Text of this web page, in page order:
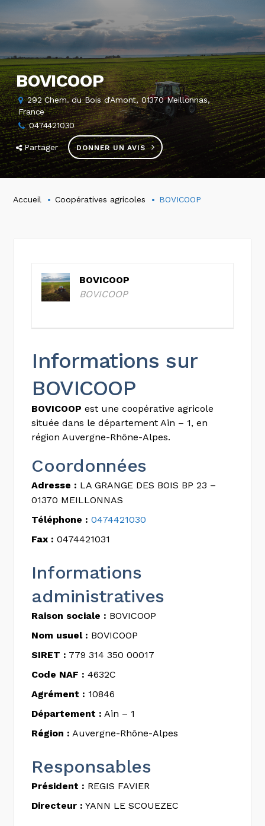
BOVICOOP
292 Chem. du Bois d'Amont, 01370 Meillonnas,
France
0474421030
Partager DONNER UN AVIS
Accueil Coopératives agricoles BOVICOOP
BOVICOOP
BOVICOOP
Informations sur
BOVICOOP
BOVICOOP est une coopérative agricole
située dans le département Ain – 1, en
région Auvergne-Rhône-Alpes.
Coordonnées
Adresse : LA GRANGE DES BOIS BP 23 –
01370 MEILLONNAS
Téléphone : 0474421030
Fax : 0474421031
Informations
administratives
Raison sociale : BOVICOOP
Nom usuel : BOVICOOP
SIRET : 779 314 350 00017
Code NAF : 4632C
Agrément : 10846
Département : Ain – 1
Région : Auvergne-Rhône-Alpes
Responsables
Président : REGIS FAVIER
Directeur : YANN LE SCOUEZEC